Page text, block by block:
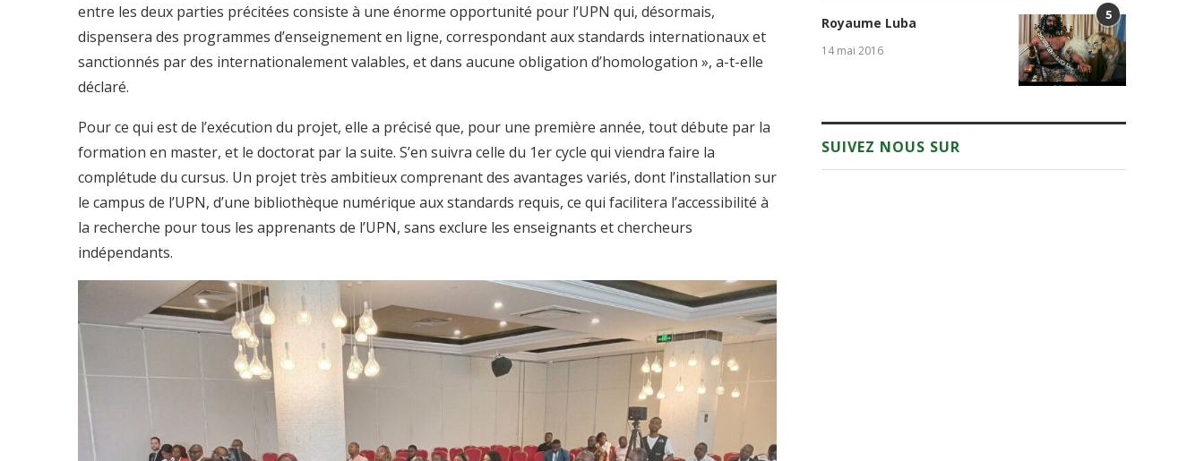
entre les deux parties précitées consiste à une énorme opportunité pour l’UPN qui, désormais,
dispensera des programmes d’enseignement en ligne, correspondant aux standards internationaux et
sanctionnés par des internationalement valables, et dans aucune obligation d’homologation », a-t-elle
déclaré.
Pour ce qui est de l’exécution du projet, elle a précisé que, pour une première année, tout débute par la
formation en master, et le doctorat par la suite. S’en suivra celle du 1er cycle qui viendra faire la
complétude du cursus. Un projet très ambitieux comprenant des avantages variés, dont l’installation sur
le campus de l’UPN, d’une bibliothèque numérique aux standards requis, ce qui facilitera l’accessibilité à
la recherche pour tous les apprenants de l’UPN, sans exclure les enseignants et chercheurs
indépendants.
5
Royaume Luba
14 mai 2016
SUIVEZ NOUS SUR